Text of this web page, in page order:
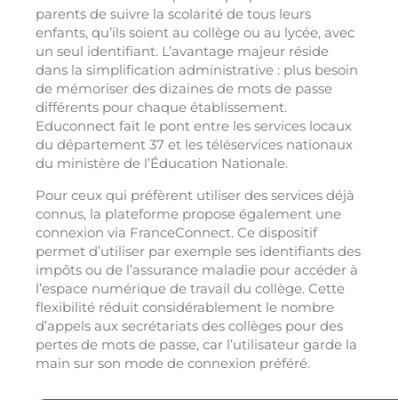
parents de suivre la scolarité de tous leurs
enfants, qu’ils soient au collège ou au lycée, avec
un seul identifiant. L’avantage majeur réside
dans la simplification administrative : plus besoin
de mémoriser des dizaines de mots de passe
différents pour chaque établissement.
Educonnect fait le pont entre les services locaux
du département 37 et les téléservices nationaux
du ministère de l’Éducation Nationale.
Pour ceux qui préfèrent utiliser des services déjà
connus, la plateforme propose également une
connexion via FranceConnect. Ce dispositif
permet d’utiliser par exemple ses identifiants des
impôts ou de l’assurance maladie pour accéder à
l’espace numérique de travail du collège. Cette
flexibilité réduit considérablement le nombre
d’appels aux secrétariats des collèges pour des
pertes de mots de passe, car l’utilisateur garde la
main sur son mode de connexion préféré.